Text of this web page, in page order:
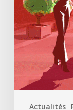
Actualités
Défense
un
jeu
d’enquête
à
ciel